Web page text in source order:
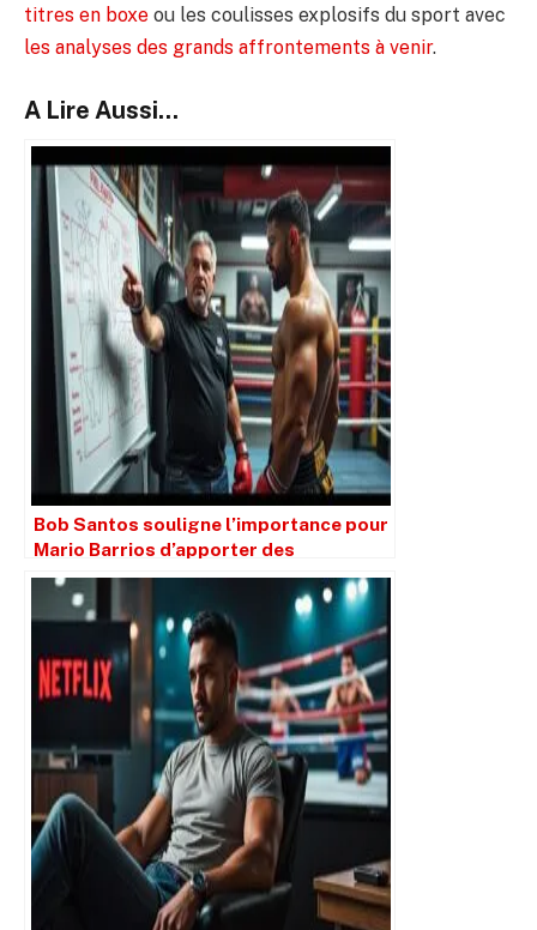
titres en boxe ou les coulisses explosifs du sport avec
les analyses des grands affrontements à venir.
A Lire Aussi...
Bob Santos souligne l’importance pour
Mario Barrios d’apporter des
ajustements pour ses prochains
combats